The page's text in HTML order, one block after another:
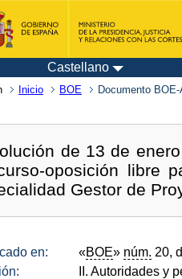
Castellano
Inicio BOE Documento
de 13 de
oposición libre
Gestor de
en: «BOE» núm. 20,
II. Autoridades y